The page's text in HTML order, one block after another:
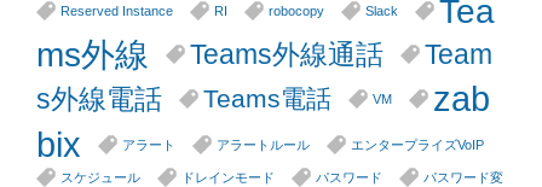
Reserved Instance RI robocopy Slack
Tea
ms外線
Teams外線通話
Team
s外線電話
Teams電話 VM
zab
bix
アラート アラートルール エンタープライズVoIP
スケジュール ドレインモード パスワード
パスワード変